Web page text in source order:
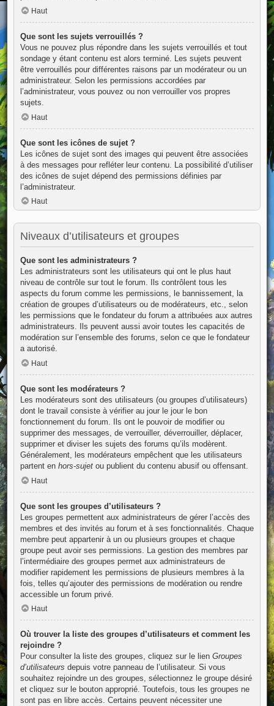
Haut
Que sont les sujets verrouillés ?
Vous ne pouvez plus répondre dans les sujets verrouillés et tout
sondage y étant contenu est alors terminé. Les sujets peuvent
être verrouillés pour différentes raisons par un modérateur ou un
administrateur. Selon les permissions accordées par
l’administrateur, vous pouvez ou non verrouiller vos propres
sujets.
Haut
Que sont les icônes de sujet ?
Les icônes de sujet sont des images qui peuvent être associées
à des messages pour refléter leur contenu. La possibilité d’utiliser
des icônes de sujet dépend des permissions définies par
l’administrateur.
Haut
Niveaux d’utilisateurs et groupes
Que sont les administrateurs ?
Les administrateurs sont les utilisateurs qui ont le plus haut
niveau de contrôle sur tout le forum. Ils contrôlent tous les
aspects du forum comme les permissions, le bannissement, la
création de groupes d’utilisateurs ou de modérateurs, etc., selon
les permissions que le fondateur du forum a attribuées aux autres
administrateurs. Ils peuvent aussi avoir toutes les capacités de
modération sur l’ensemble des forums, selon ce que le fondateur
a autorisé.
Haut
Que sont les modérateurs ?
Les modérateurs sont des utilisateurs (ou groupes d’utilisateurs)
dont le travail consiste à vérifier au jour le jour le bon
fonctionnement du forum. Ils ont le pouvoir de modifier ou
supprimer des messages, de verrouiller, déverrouiller, déplacer,
supprimer et diviser les sujets des forums qu’ils modèrent.
Généralement, les modérateurs empêchent que les utilisateurs
partent en hors-sujetou publient du contenu abusif ou offensant.
Haut
Que sont les groupes d’utilisateurs ?
Les groupes permettent aux administrateurs de gérer l’accès des
membres et des invités au forum et à ses fonctionnalités. Chaque
membre peut appartenir à un ou plusieurs groupes et chaque
groupe peut avoir ses permissions. La gestion des membres par
l’intermédiaire des groupes permet aux administrateurs de
modifier rapidement les permissions de plusieurs membres à la
fois, telles qu’ajouter des permissions de modération ou rendre
accessible un forum privé.
Haut
Où trouver la liste des groupes d’utilisateurs et comment les
rejoindre ?
Pour consulter la liste des groupes, cliquez sur le lien Groupes
d’utilisateurs depuis votre panneau de l’utilisateur. Si vous
souhaitez rejoindre un des groupes, sélectionnez le groupe désiré
et cliquez sur le bouton approprié. Toutefois, tous les groupes ne
sont pas en libre accès. Certains peuvent nécessiter une